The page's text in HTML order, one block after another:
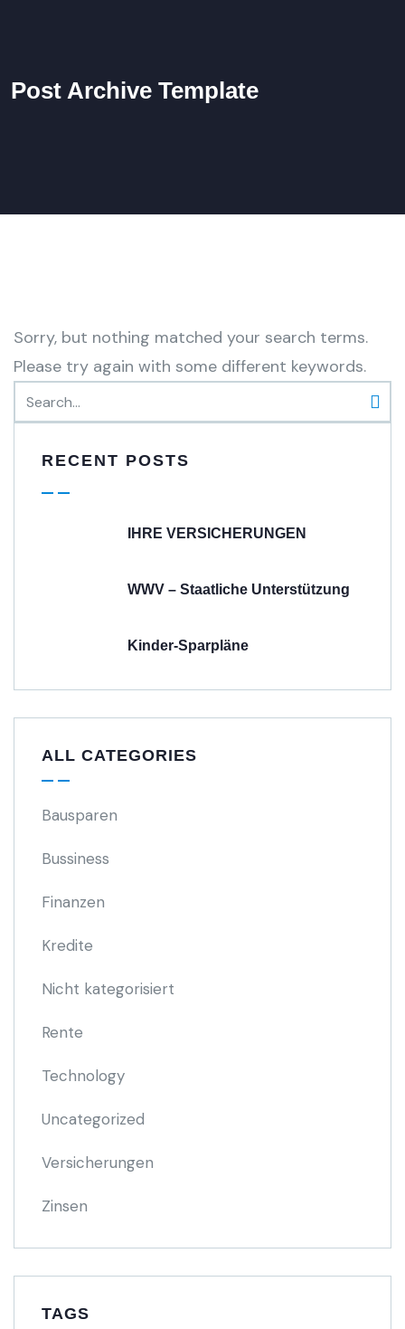
Post Archive Template
Sorry, but nothing matched your search terms.
Please try again with some different keywords.
RECENT POSTS
IHRE VERSICHERUNGEN
WWV – Staatliche Unterstützung
Kinder-Sparpläne
ALL CATEGORIES
Bausparen
Bussiness
Finanzen
Kredite
Nicht kategorisiert
Rente
Technology
Uncategorized
Versicherungen
Zinsen
TAGS